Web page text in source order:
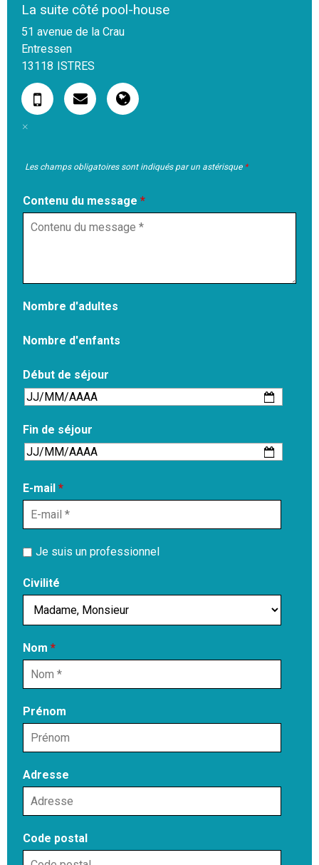
La suite côté pool-house
51 avenue de la Crau
Entressen
13118 ISTRES
Les champs obligatoires sont indiqués par un astérisque *
Contenu du message *
Nombre d'adultes
Nombre d'enfants
Début de séjour
Fin de séjour
E-mail *
Je suis un professionnel
Civilité
Nom *
Prénom
Adresse
Code postal